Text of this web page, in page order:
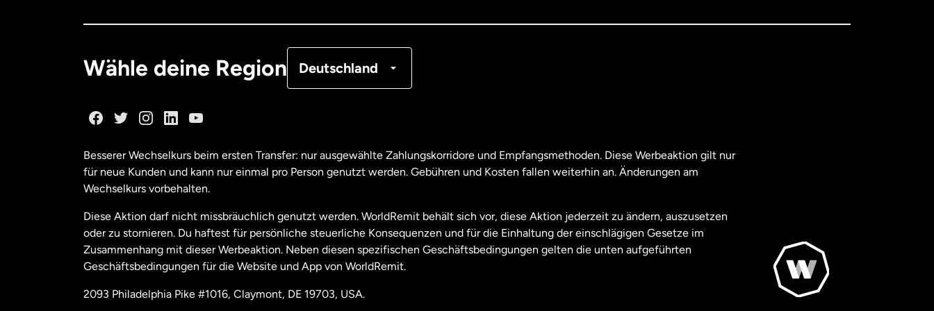
Wähle deine Region Deutschland
Malaysia
Neuseeland
Niederlande
Besserer Wechselkurs beim ersten Transfer: nur ausgewählte Zahlungskorridore und Empfangsmethoden. Diese Werbeaktion gilt nur
für neue Kunden und kann nur einmal pro Person genutzt werden. Gebühren und Kosten fallen weiterhin an. Änderungen am
Wechselkurs vorbehalten.
Diese Aktion darf nicht missbräuchlich genutzt werden. WorldRemit behält sich vor, diese Aktion jederzeit zu ändern, auszusetzen
oder zu stornieren. Du haftest für persönliche steuerliche Konsequenzen und für die Einhaltung der einschlägigen Gesetze im
Zusammenhang mit dieser Werbeaktion. Neben diesen spezifischen Geschäftsbedingungen gelten die unten aufgeführten
Geschäftsbedingungen für die Website und App von WorldRemit.
2093 Philadelphia Pike #1016, Claymont, DE 19703, USA.